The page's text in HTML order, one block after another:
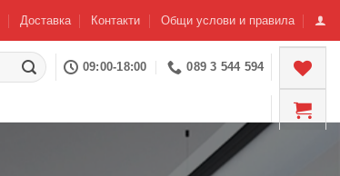
Доставка Контакти Общи услови и правила
09:00-18:00 089 3 544 594